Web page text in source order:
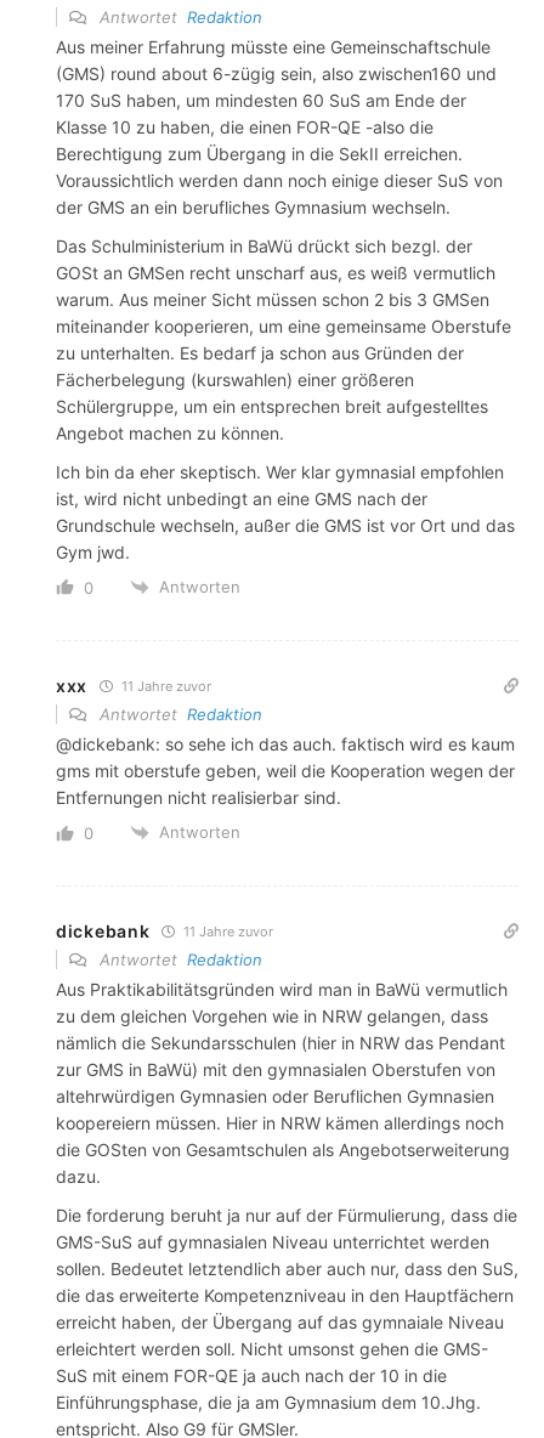
Antwortet Redaktion
Aus meiner Erfahrung müsste eine Gemeinschaftschule
(GMS) round about 6-zügig sein, also zwischen160 und
170 SuS haben, um mindesten 60 SuS am Ende der
Klasse 10 zu haben, die einen FOR-QE -also die
Berechtigung zum Übergang in die SekII erreichen.
Voraussichtlich werden dann noch einige dieser SuS von
der GMS an ein berufliches Gymnasium wechseln.
Das Schulministerium in BaWü drückt sich bezgl. der
GOSt an GMSen recht unscharf aus, es weiß vermutlich
warum. Aus meiner Sicht müssen schon 2 bis 3 GMSen
miteinander kooperieren, um eine gemeinsame Oberstufe
zu unterhalten. Es bedarf ja schon aus Gründen der
Fächerbelegung (kurswahlen) einer größeren
Schülergruppe, um ein entsprechen breit aufgestelltes
Angebot machen zu können.
Ich bin da eher skeptisch. Wer klar gymnasial empfohlen
ist, wird nicht unbedingt an eine GMS nach der
Grundschule wechseln, außer die GMS ist vor Ort und das
Gym jwd.
0 Antworten
xxx 11 Jahre zuvor
Antwortet Redaktion
@dickebank: so sehe ich das auch. faktisch wird es kaum
gms mit oberstufe geben, weil die Kooperation wegen der
Entfernungen nicht realisierbar sind.
0 Antworten
dickebank 11 Jahre zuvor
Antwortet Redaktion
Aus Praktikabilitätsgründen wird man in BaWü vermutlich
zu dem gleichen Vorgehen wie in NRW gelangen, dass
nämlich die Sekundarsschulen (hier in NRW das Pendant
zur GMS in BaWü) mit den gymnasialen Oberstufen von
altehrwürdigen Gymnasien oder Beruflichen Gymnasien
koopereiern müssen. Hier in NRW kämen allerdings noch
die GOSten von Gesamtschulen als Angebotserweiterung
dazu.
Die forderung beruht ja nur auf der Fürmulierung, dass die
GMS-SuS auf gymnasialen Niveau unterrichtet werden
sollen. Bedeutet letztendlich aber auch nur, dass den SuS,
die das erweiterte Kompetenzniveau in den Hauptfächern
erreicht haben, der Übergang auf das gymnaiale Niveau
erleichtert werden soll. Nicht umsonst gehen die GMS-
SuS mit einem FOR-QE ja auch nach der 10 in die
Einführungsphase, die ja am Gymnasium dem 10.Jhg.
entspricht. Also G9 für GMSler.